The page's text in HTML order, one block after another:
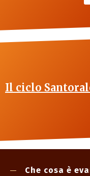
Il ciclo
Che cosa è